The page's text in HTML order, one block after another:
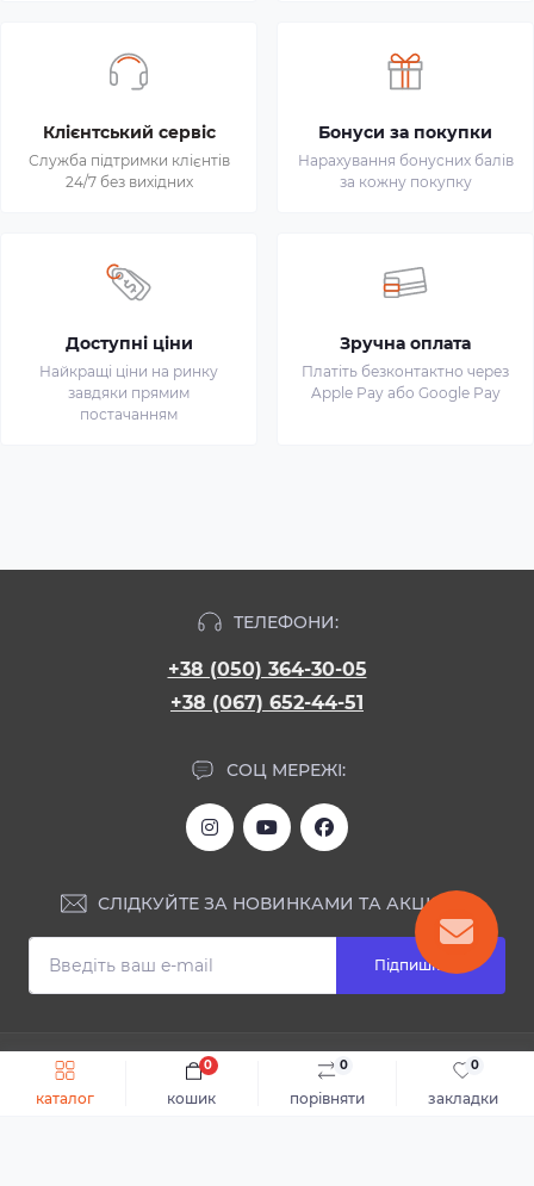
каталог порівняти
0
закладки
0
кошик
0
Швидке замовлення До кошика
Клієнтський сервіс
Служба підтримки клієнтів
24/7 без вихідних
Бонуси за покупки
Нарахування бонусних балів
за кожну покупку
Доступні ціни
Найкращі ціни на ринку
завдяки прямим
постачанням
Зручна оплата
Платіть безконтактно через
Apple Pay або Google Pay
ТЕЛЕФОНИ:
+38 (050) 364-30-05
+38 (067) 652-44-51
СОЦ МЕРЕЖІ:
СЛІДКУЙТЕ ЗА НОВИНКАМИ ТА АКЦІЯМИ:
Підпишіться
ІНФОРМАЦІЯ